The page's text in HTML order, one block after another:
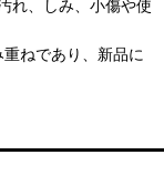
れ、しみ、小傷や使
ねであり、新品に